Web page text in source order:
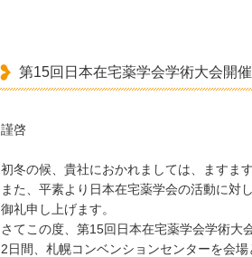
第15回日本在宅薬学会学術大会開
謹啓
初冬の候、貴社におかれましては、ますま
また、平素より日本在宅薬学会の活動に対
御礼申し上げます。
さてこの度、第15回日本在宅薬学会学術大
2日間、札幌コンベンションセンターを会場